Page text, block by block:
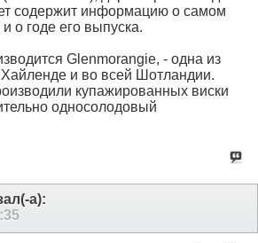
содержит информацию о самом
о годе его выпуска.
Glenmorangie, - одна из
и во всей Шотландии.
купажированных виски
односолодовый
а):